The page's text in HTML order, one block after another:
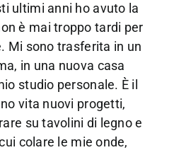
ultimi anni ho avuto la
è mai troppo tardi per
Mi sono trasferita in un
in una nuova casa
studio personale. È il
vita nuovi progetti,
su tavolini di legno e
colare le mie onde,